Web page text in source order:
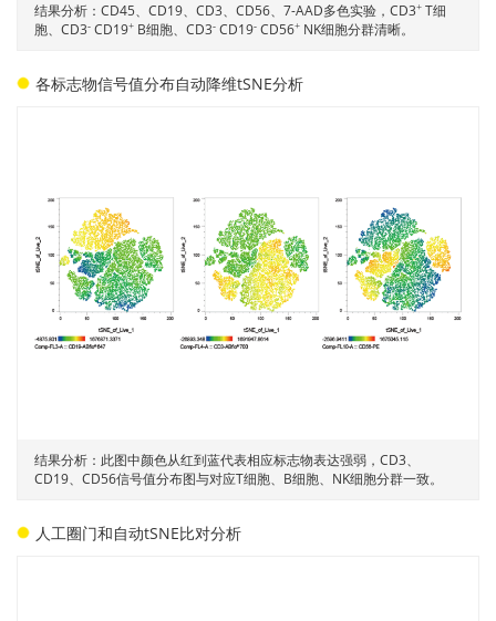
结果分析：CD45、CD19、CD3、CD56、7-AAD多色实验，CD3+ T细
胞、CD3- CD19+ B细胞、CD3- CD19- CD56+ NK细胞分群清晰。
各标志物信号值分布自动降维tSNE分析
结果分析：此图中颜色从红到蓝代表相应标志物表达强弱，CD3、
CD19、CD56信号值分布图与对应T细胞、B细胞、NK细胞分群一致。
人工圈门和自动tSNE比对分析